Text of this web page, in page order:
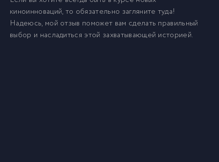
киноинноваций, то обязательно загляните туда!
Надеюсь, мой отзыв поможет вам сделать правильный
выбор и насладиться этой захватывающей историей.